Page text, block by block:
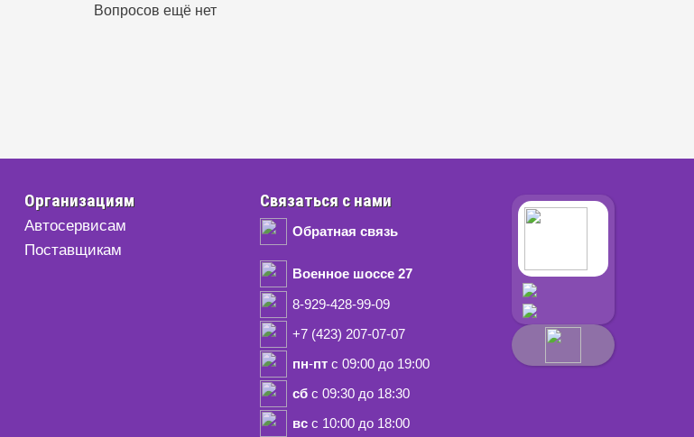
Вопросов ещё нет
Организациям
Автосервисам
Поставщикам
Связаться с нами
Обратная связь
Военное шоссе 27
8-929-428-99-09
+7 (423) 207-07-07
пн-пт с 09:00 до 19:00
сб с 09:30 до 18:30
вс с 10:00 до 18:00